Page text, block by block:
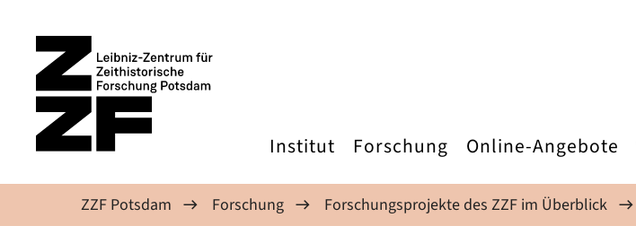
Institut Forschung Online-Angebote
ZZF Potsdam Forschung Forschungsprojekte des ZZF im Überblick